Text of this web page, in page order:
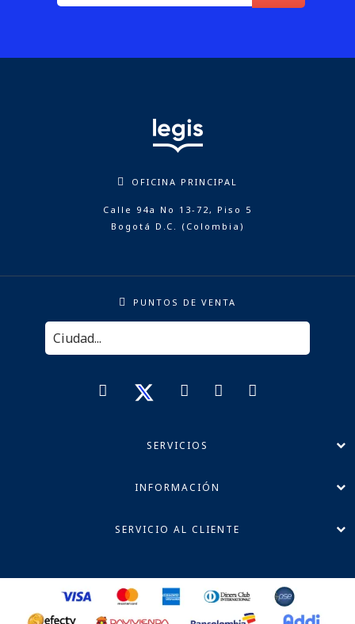
OFICINA PRINCIPAL
Calle 94a No 13-72, Piso 5
Bogotá D.C. (Colombia)
PUNTOS DE VENTA
SERVICIOS
INFORMACIÓN
SERVICIO AL CLIENTE